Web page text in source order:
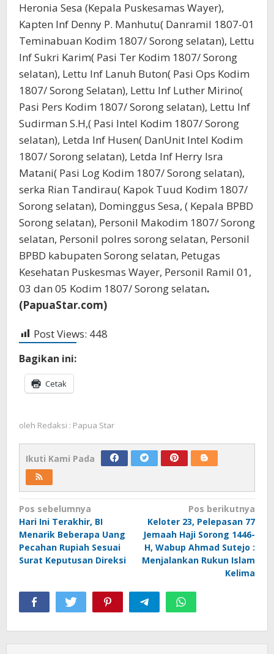
Heronia Sesa (Kepala Puskesamas Wayer),
Kapten Inf Denny P. Manhutu( Danramil 1807-01
Teminabuan Kodim 1807/ Sorong selatan), Lettu
Inf Sukri Karim( Pasi Ter Kodim 1807/ Sorong
selatan), Lettu Inf Lanuh Buton( Pasi Ops Kodim
1807/ Sorong Selatan), Lettu Inf Luther Mirino(
Pasi Pers Kodim 1807/ Sorong selatan), Lettu Inf
Sudirman S.H,( Pasi Intel Kodim 1807/ Sorong
selatan), Letda Inf Husen( DanUnit Intel Kodim
1807/ Sorong selatan), Letda Inf Herry Isra
Matani( Pasi Log Kodim 1807/ Sorong selatan),
serka Rian Tandirau( Kapok Tuud Kodim 1807/
Sorong selatan), Dominggus Sesa, ( Kepala BPBD
Sorong selatan), Personil Makodim 1807/ Sorong
selatan, Personil polres sorong selatan, Personil
BPBD kabupaten Sorong selatan, Petugas
Kesehatan Puskesmas Wayer, Personil Ramil 01,
03 dan 05 Kodim 1807/ Sorong selatan.
(PapuaStar.com)
Post Views: 448
Bagikan ini:
Cetak
oleh Redaksi : Papua Star
Ikuti Kami Pada
Navigasi
pos
Pos sebelumnya
Hari Ini Terakhir, BI
Menarik Beberapa Uang
Pecahan Rupiah Sesuai
Surat Keputusan Direksi
Pos berikutnya
Keloter 23, Pelepasan 77
Jemaah Haji Sorong 1446-
H, Wabup Ahmad Sutejo :
Menjalankan Rukun Islam
Kelima